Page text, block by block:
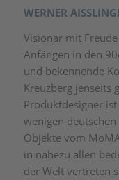
WERNER
Visionär mit
Anfängen in den
und bekennende
Kreuzberg jenseits
Produktdesigner
wenigen
Objekte vom
in nahezu allen
der Welt vertreten